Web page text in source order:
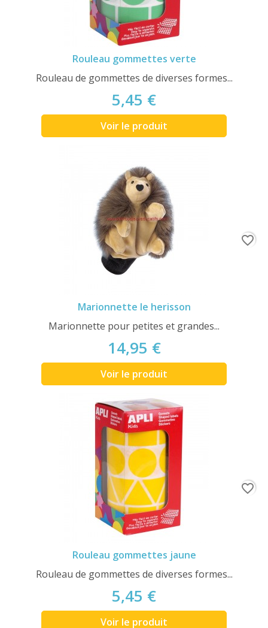
Rouleau gommettes verte
Rouleau de gommettes de diverses formes...
5,45 €
Voir le produit
Marionnette le herisson
Marionnette pour petites et grandes...
14,95 €
Voir le produit
favorite_border
Rouleau gommettes jaune
Rouleau de gommettes de diverses formes...
5,45 €
Voir le produit
favorite_border